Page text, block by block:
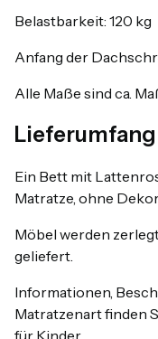
Belastbarkeit: 120 kg
Anfang der
Alle Maße sind ca.
Lieferumfang
Ein Bett mit
Matratze, ohne
Möbel werden
geliefert.
Informationen,
Matratzenart finden